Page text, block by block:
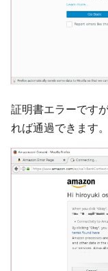
証明書エラーです
れば通過できます。